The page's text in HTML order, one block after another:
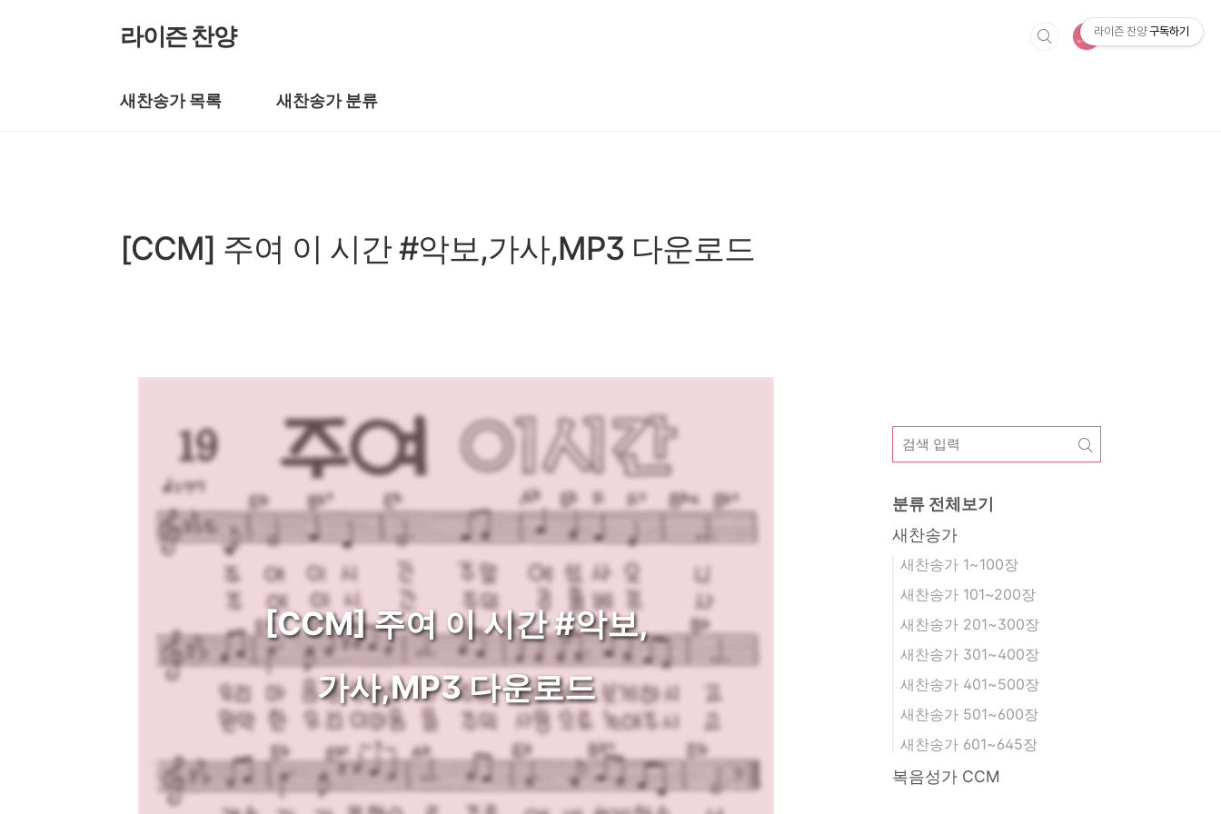
라이즌 찬양
새찬송가 목록 새찬송가 분류
[CCM] 주여 이 시간 #악보,가사,MP3 다운로드
[CCM] 주여 이 시간 #악보,
가사,MP3 다운로드
분류 전체보기
새찬송가
새찬송가 1~100장
새찬송가 101~200장
새찬송가 201~300장
새찬송가 301~400장
새찬송가 401~500장
새찬송가 501~600장
새찬송가 601~645장
복음성가 CCM
라이즌 찬양 구독하기